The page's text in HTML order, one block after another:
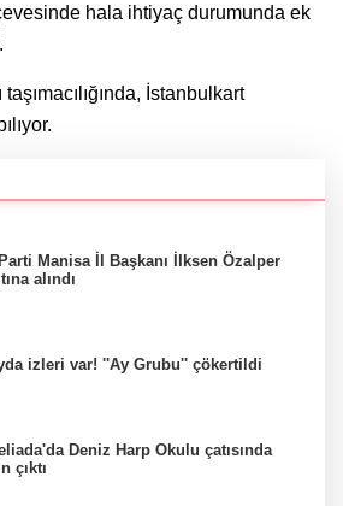
hala ihtiyaç durumunda ek
İstanbulkart
Manisa İl Başkanı İlksen Özalper
alındı
izleri var! ''Ay Grubu'' çökertildi
Deniz Harp Okulu çatısında
çıktı